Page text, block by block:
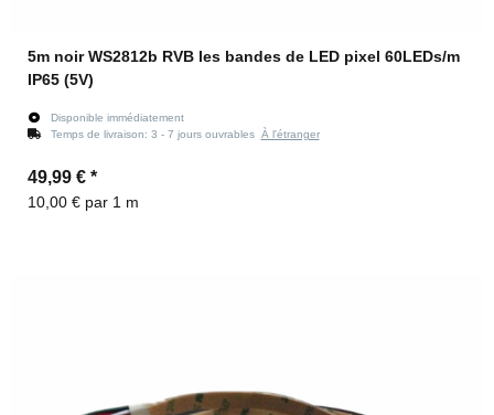
5m noir WS2812b RVB les bandes de LED pixel 60LEDs/m
IP65 (5V)
Disponible immédiatement
Temps de livraison: 3 - 7 jours ouvrables À l'étranger
49,99 € *
10,00 € par 1 m